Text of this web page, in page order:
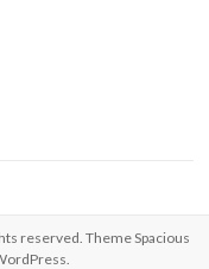
reserved. ThemeSpacious
.